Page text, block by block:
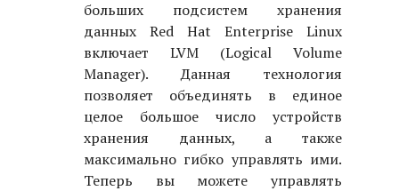
больших подсистем хранения
данных Red Hat Enterprise Linux
включает LVM (Logical Volume
Manager). Данная технология
позволяет объединять в единое
целое большое число устройств
хранения данных, а также
максимально гибко управлять ими.
Теперь вы можете управлять